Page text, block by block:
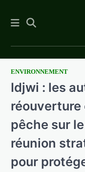
Skip
content
ENVIRONNEMENT
Idjwi : les
réouverture
pêche sur
réunion
pour